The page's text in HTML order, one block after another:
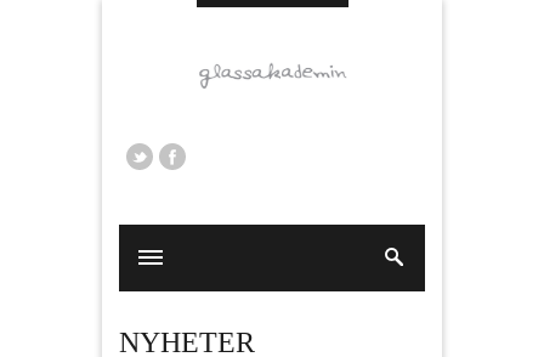
NYHETER